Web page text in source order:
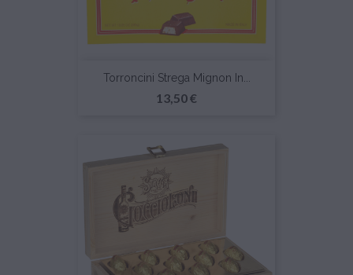
Torroncini Strega Mignon In...
Prezzo
13,50 €